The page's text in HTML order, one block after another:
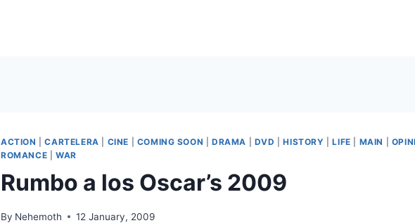
ACTION |CARTELERA CINE COMING SOON |DRAMA DVD |HISTORY |LIFE MAIN
ROMANCE
WAR
Rumbo a los Oscar’s 2009
By Nehemoth 12 January, 2009